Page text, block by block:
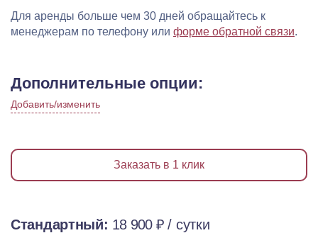
Для аренды больше чем 30 дней обращайтесь к
менеджерам по телефону или форме обратной связи.
Дополнительные опции:
Добавить/изменить
Заказать в 1 клик
Стандартный: 18 900 ₽/ сутки